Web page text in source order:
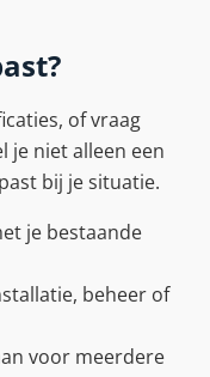
of vraag
je niet alleen een
bij je situatie.
je bestaande
beheer of
voor meerdere